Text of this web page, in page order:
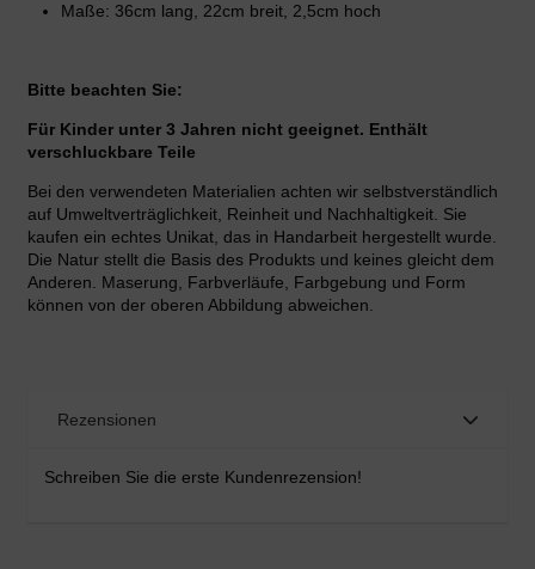
Maße: 36cm lang, 22cm breit, 2,5cm hoch
Bitte beachten Sie:
Für Kinder unter 3 Jahren nicht geeignet. Enthält
verschluckbare Teile
Bei den verwendeten Materialien achten wir selbstverständlich
auf Umweltverträglichkeit, Reinheit und Nachhaltigkeit. Sie
kaufen ein echtes Unikat, das in Handarbeit hergestellt wurde.
Die Natur stellt die Basis des Produkts und keines gleicht dem
Anderen. Maserung, Farbverläufe, Farbgebung und Form
können von der oberen Abbildung abweichen.
Rezensionen
Schreiben Sie die erste Kundenrezension!